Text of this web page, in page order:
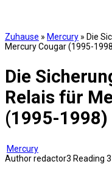
Zuhause » Mercury » Die
Mercury Cougar (1995-
Die
Relais für
(1995-1998)
Mercury
Authorredactor3 Reading